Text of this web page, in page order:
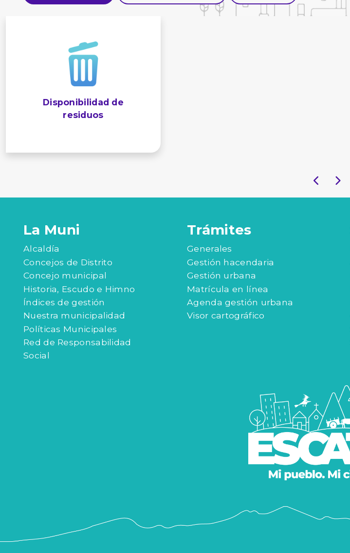
Disponibilidad de
residuos
La Muni
Alcaldía
Concejos de Distrito
Concejo municipal
Historia, Escudo e Himno
Índices de gestión
Nuestra municipalidad
Políticas Municipales
Red de Responsabilidad
Social
Trámites
Generales
Gestión hacendaria
Gestión urbana
Matrícula en línea
Agenda gestión urbana
Visor cartográfico